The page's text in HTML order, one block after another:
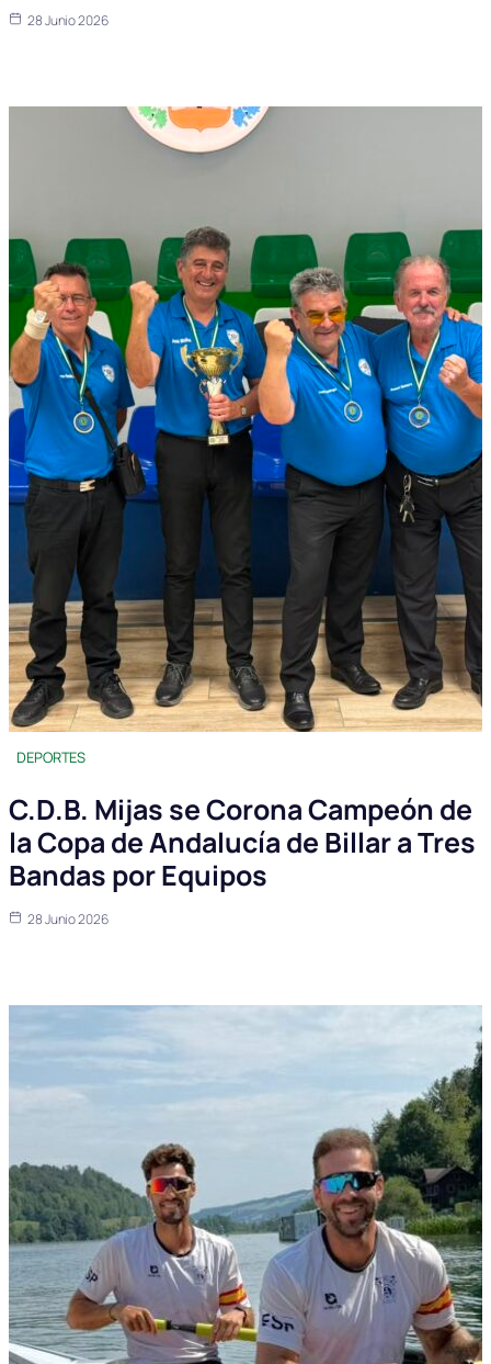
28 Junio 2026
DEPORTES
C.D.B. Mijas se Corona Campeón de
la Copa de Andalucía de Billar a Tres
Bandas por Equipos
28 Junio 2026